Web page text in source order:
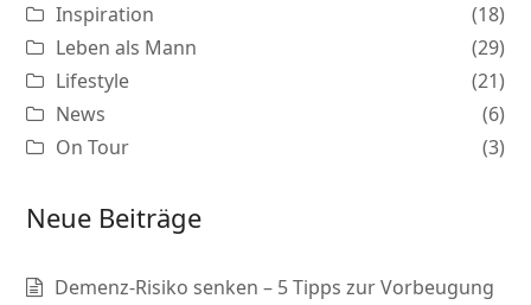
Inspiration
(18)
Leben als Mann
(29)
Lifestyle
(21)
News
(6)
On Tour
(3)
Neue Beiträge
Demenz-Risiko senken – 5 Tipps zur Vorbeugung